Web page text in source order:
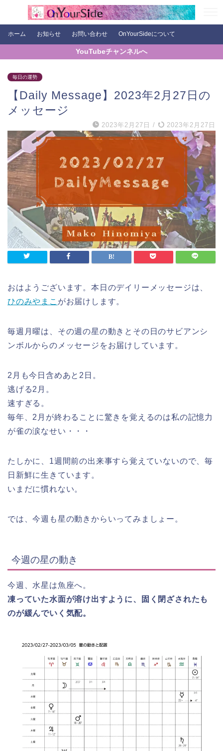
ホーム お知らせ お問い合わせ OnYourSideについて
YouTubeチャンネルへ
毎日の運勢
【Daily Message】2023年2月27日の
メッセージ
2023年2月27日 / 2023年2月27日
おはようございます。本日のデイリーメッセージは、
ひのみやまこ がお届けします。
毎週月曜は、その週の星の動きとその日のサビアンシ
ンボルからのメッセージをお届けしています。
2月も今日含めあと2日。
逃げる2月。
速すぎる。
毎年、2月が終わることに驚きを覚えるのは私の記憶力
が雀の涙なせい・・・
たしかに、1週間前の出来事すら覚えていないので、毎
日新鮮に生きています。
いまだに慣れない。
では、今週も星の動きからいってみましょー。
今週の星の動き
今週、水星は魚座へ。
凍っていた水面が溶け出すように、固く閉ざされたも
のが緩んでいく気配。